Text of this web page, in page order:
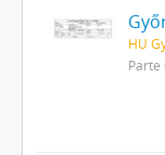
HU
Parte